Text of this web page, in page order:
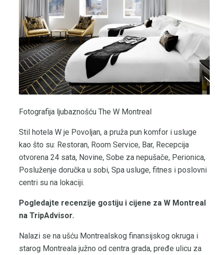
Fotografija ljubaznošću The W Montreal
Stil hotela W je Povoljan, a pruža pun komfor i usluge
kao što su: Restoran, Room Service, Bar, Recepcija
otvorena 24 sata, Novine, Sobe za nepušače, Perionica,
Posluženje doručka u sobi, Spa usluge, fitnes i poslovni
centri su na lokaciji.
Pogledajte recenzije gostiju i cijene za W Montreal
na TripAdvisor.
Nalazi se na ušću Montrealskog finansijskog okruga i
starog Montreala južno od centra grada, pređe ulicu za